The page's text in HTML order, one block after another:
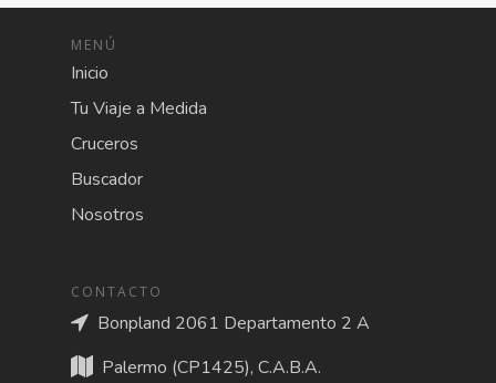
MENÚ
Inicio
Tu Viaje a Medida
Cruceros
Buscador
Nosotros
CONTACTO
Bonpland 2061 Departamento 2 A
Palermo (CP1425), C.A.B.A.